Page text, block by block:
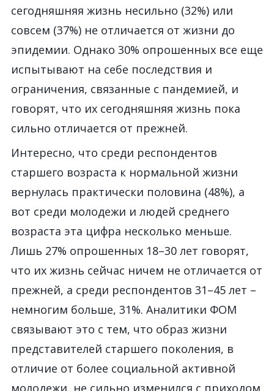
сегодняшняя жизнь несильно (32%) или
совсем (37%) не отличается от жизни до
эпидемии. Однако 30% опрошенных все еще
испытывают на себе последствия и
ограничения, связанные с пандемией, и
говорят, что их сегодняшняя жизнь пока
сильно отличается от прежней.
Интересно, что среди респондентов
старшего возраста к нормальной жизни
вернулась практически половина (48%), а
вот среди молодежи и людей среднего
возраста эта цифра несколько меньше.
Лишь 27% опрошенных 18–30 лет говорят,
что их жизнь сейчас ничем не отличается от
прежней, а среди респондентов 31–45 лет –
немногим больше, 31%. Аналитики ФОМ
связывают это с тем, что образ жизни
представителей старшего поколения, в
отличие от более социальной активной
молодежи, не сильно изменился с приходом